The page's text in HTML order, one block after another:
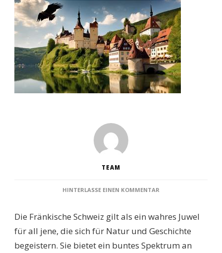
TEAM
HINTERLASSE EINEN KOMMENTAR
SCHWEIZ:
ENTDECKEN
SIE
DIE
Die Fränkische Schweiz gilt als ein wahres Juwel
für all jene, die sich für Natur und Geschichte
begeistern. Sie bietet ein buntes Spektrum an